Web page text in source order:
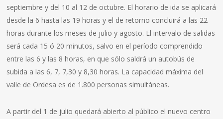
septiembre y del 10 al 12 de octubre. El horario de ida se aplicará
desde la 6 hasta las 19 horas y el de retorno concluirá a las 22
horas durante los meses de julio y agosto. El intervalo de salidas
será cada 15 ó 20 minutos, salvo en el período comprendido
entre las 6 y las 8 horas, en que sólo saldrá un autobús de
subida a las 6, 7, 7,30 y 8,30 horas. La capacidad máxima del
valle de Ordesa es de 1.800 personas simultáneas.
A partir del 1 de julio quedará abierto al público el nuevo centro